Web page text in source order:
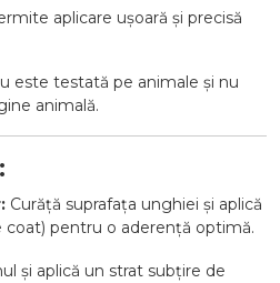
aplicare ușoară și precisă
este testată pe animale și nu
animală.
Curăță suprafața unghiei și aplică
coat) pentru o aderență optimă.
și aplică un strat subțire de